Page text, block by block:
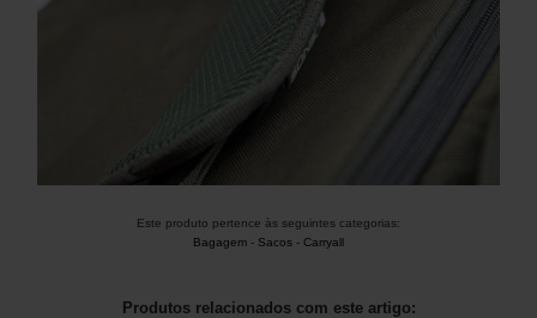
Este produto pertence às seguintes categorias:
Bagagem - Sacos - Carryall
Produtos relacionados com este artigo: